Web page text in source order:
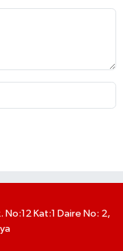
No:12 Kat:1 Daire No: 2,